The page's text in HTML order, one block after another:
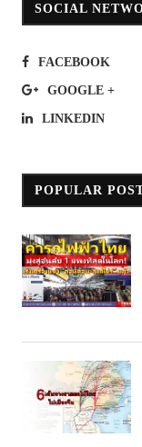
‘คาลเท็กซ์ จับมือ วีซ่า’เปิดบริ
แบบคอนแทคเลสครั้งแร
January 3, 2020
SOCIAL
FACEBOOK
GOOGLE +
LINKEDIN
POPULAR